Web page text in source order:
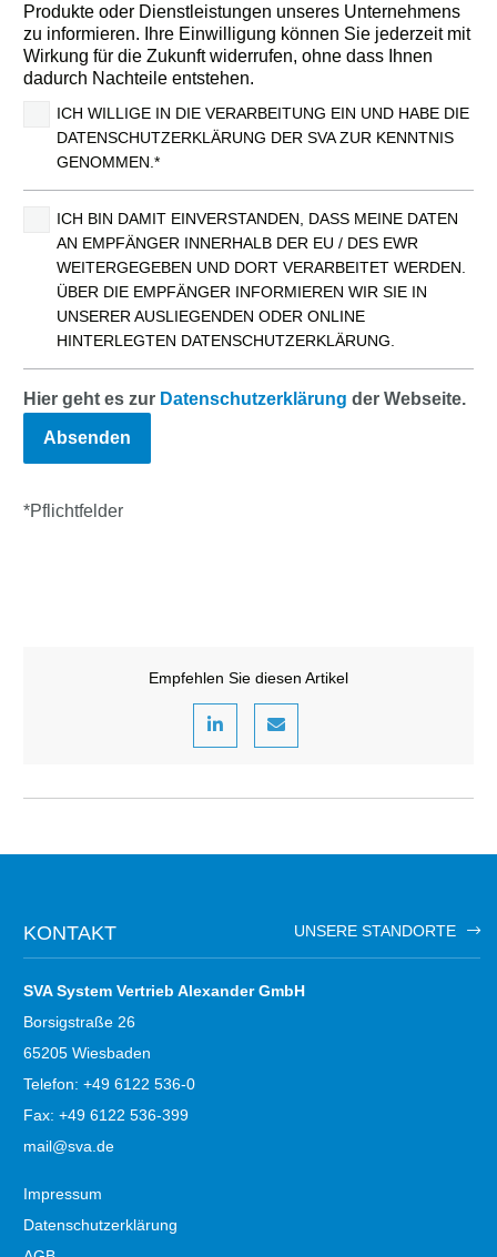
Produkte oder Dienstleistungen unseres Unternehmens
zu informieren. Ihre Einwilligung können Sie jederzeit mit
Wirkung für die Zukunft widerrufen, ohne dass Ihnen
dadurch Nachteile entstehen.
ICH WILLIGE IN DIE VERARBEITUNG EIN UND HABE DIE
DATENSCHUTZERKLÄRUNG DER SVA ZUR KENNTNIS
GENOMMEN.*
ICH BIN DAMIT EINVERSTANDEN, DASS MEINE DATEN
AN EMPFÄNGER INNERHALB DER EU / DES EWR
WEITERGEGEBEN UND DORT VERARBEITET WERDEN.
ÜBER DIE EMPFÄNGER INFORMIEREN WIR SIE IN
UNSERER AUSLIEGENDEN ODER ONLINE
HINTERLEGTEN DATENSCHUTZERKLÄRUNG.
Hier geht es zur Datenschutzerklärung der Webseite.
*Pflichtfelder
Empfehlen Sie diesen Artikel
KONTAKT UNSERE STANDORTE
SVA System Vertrieb Alexander GmbH
Borsigstraße 26
65205 Wiesbaden
Telefon: +49 6122 536-0
Fax: +49 6122 536-399
mail@sva.de
Impressum
Datenschutzerklärung